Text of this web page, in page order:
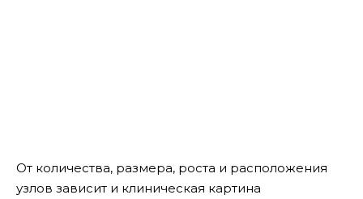
От количества, размера, роста и расположения
узлов зависит и клиническая картина